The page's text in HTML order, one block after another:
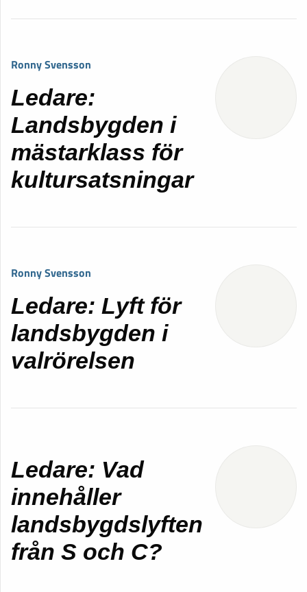
Ronny Svensson
Ledare:
Landsbygden i
mästarklass för
kultursatsningar
Ronny Svensson
Ledare: Lyft för
landsbygden i
valrörelsen
Ledare: Vad
innehåller
landsbygdslyften
från S och C?